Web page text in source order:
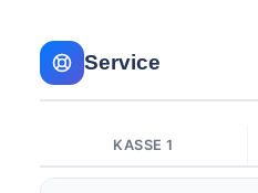
Service
KASSE 1